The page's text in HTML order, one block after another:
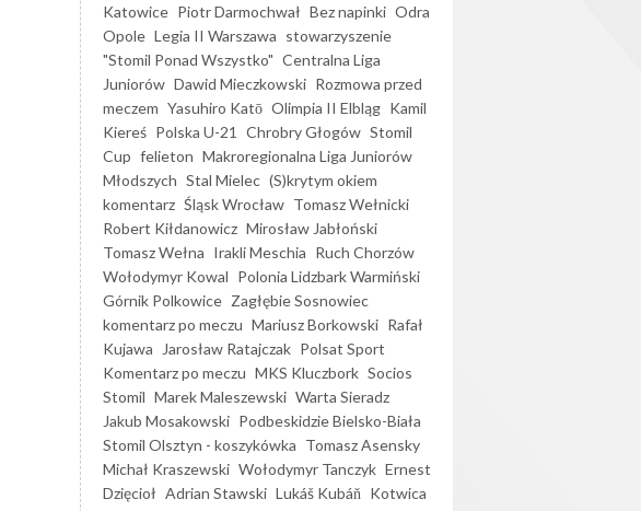
Katowice Piotr Darmochwał Bez napinki Odra
Opole Legia II Warszawa stowarzyszenie
"Stomil Ponad Wszystko" Centralna Liga
Juniorów Dawid Mieczkowski Rozmowa przed
meczem Yasuhiro Katō Olimpia II Elbląg Kamil
Kiereś Polska U-21 Chrobry Głogów Stomil
Cup felieton Makroregionalna Liga Juniorów
Młodszych Stal Mielec (S)krytym okiem
komentarz Śląsk Wrocław Tomasz Wełnicki
Robert Kiłdanowicz Mirosław Jabłoński
Tomasz Wełna Irakli Meschia Ruch Chorzów
Wołodymyr Kowal Polonia Lidzbark Warmiński
Górnik Polkowice Zagłębie Sosnowiec
komentarz po meczu Mariusz Borkowski Rafał
Kujawa
Jarosław Ratajczak Polsat Sport
Komentarz po meczu MKS Kluczbork Socios
Stomil Marek Maleszewski Warta Sieradz
Jakub Mosakowski Podbeskidzie Bielsko-Biała
Stomil Olsztyn - koszykówka Tomasz Asensky
Michał Kraszewski Wołodymyr Tanczyk Ernest
Dzięcioł Adrian Stawski Lukáš Kubáň Kotwica